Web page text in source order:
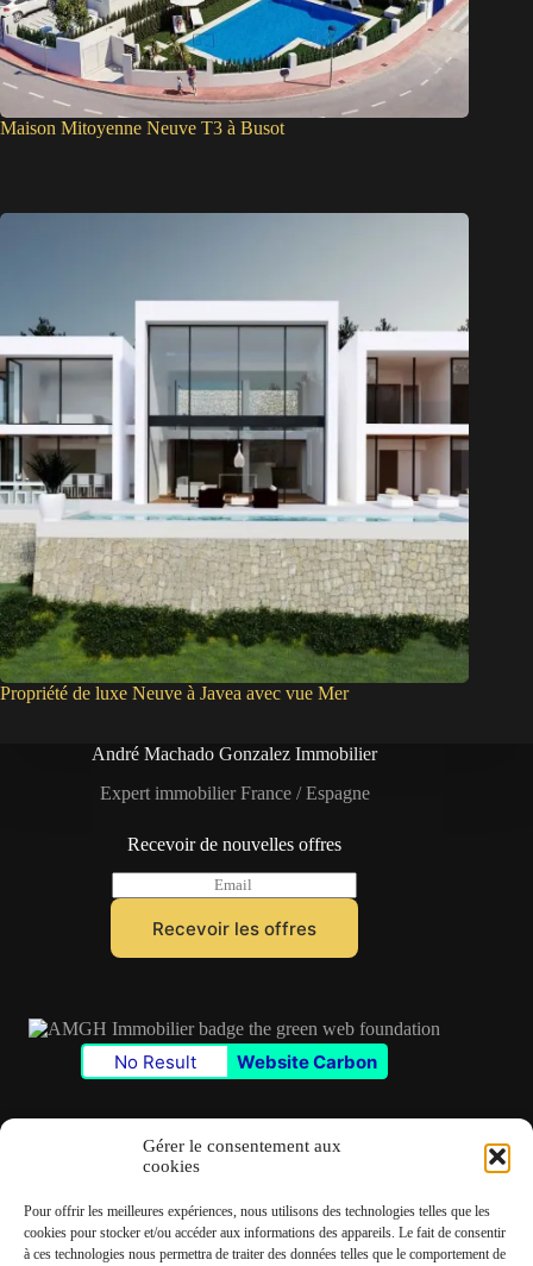
Gérer le consentement aux
cookies
Pour offrir les meilleures expériences, nous utilisons des technologies telles que les
cookies pour stocker et/ou accéder aux informations des appareils. Le fait de consentir
à ces technologies nous permettra de traiter des données telles que le comportement de
Maison Mitoyenne Neuve T3 à Busot
Propriété de luxe Neuve à Javea avec vue Mer
André Machado Gonzalez Immobilier
Expert immobilier France / Espagne
Recevoir de nouvelles offres
m
l
Recevoir les offres
No Result Website Carbon
✆06 22 39 73 24